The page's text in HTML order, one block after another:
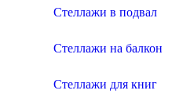
Стеллажи в подвал
Стеллажи на балкон
Стеллажи для книг